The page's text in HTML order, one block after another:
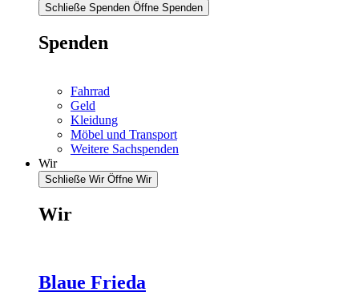
Schließe Spenden Öffne Spenden
Spenden
Fahrrad
Geld
Kleidung
Möbel und Transport
Weitere Sachspenden
Wir
Schließe Wir Öffne Wir
Wir
Blaue Frieda